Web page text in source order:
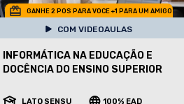
GANHE 2 POS PARA VOCE +1 PARA UM AMIGO
COM VIDEOAULAS
INFORMÁTICA NA EDUCAÇÃO E
DOCÊNCIA DO ENSINO SUPERIOR
LATO SENSU 100% EAD